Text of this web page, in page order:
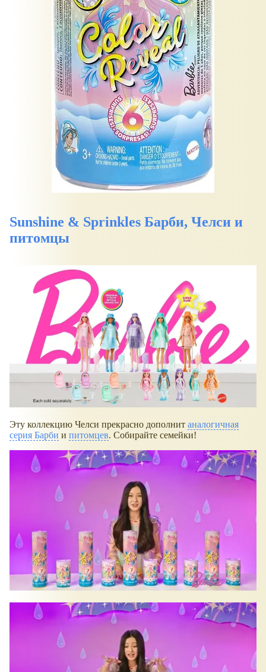
Sunshine & Sprinkles Барби, Челси и
питомцы
Эту коллекцию Челси прекрасно дополнит аналогичная
серия Барби и питомцев. Собирайте семейки!